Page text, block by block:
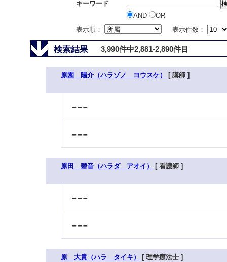
キーワード
AND
OR
表示順：
表示件数：
検索結果 3,990件中2,881-2,890件目
原園 陽介（ハラゾノ ヨウスケ） [ 講師 ]
---
---
原田 碧音（ハラダ アオイ） [ 看護師 ]
---
---
原 大貴（ハラ タイキ） [ 理学療法士 ]